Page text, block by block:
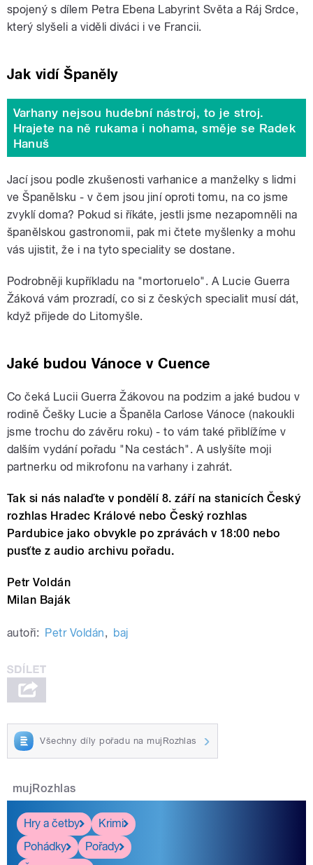
spojený s dílem Petra Ebena Labyrint Světa a Ráj Srdce,
který slyšeli a viděli diváci i ve Francii.
Jak vidí Španěly
Varhany nejsou hudební nástroj, to je stroj.
Hrajete na ně rukama i nohama, směje se Radek
Hanuš
Jací jsou podle zkušenosti varhanice a manželky s lidmi
ve Španělsku - v čem jsou jiní oproti tomu, na co jsme
zvyklí doma? Pokud si říkáte, jestli jsme nezapomněli na
španělskou gastronomii, pak mi čtete myšlenky a mohu
vás ujistit, že i na tyto speciality se dostane.
Podrobněji kupříkladu na "mortoruelo". A Lucie Guerra
Žáková vám prozradí, co si z českých specialit musí dát,
když přijede do Litomyšle.
Jaké budou Vánoce v Cuence
Co čeká Lucii Guerra Žákovou na podzim a jaké budou v
rodině Češky Lucie a Španěla Carlose Vánoce (nakoukli
jsme trochu do závěru roku) - to vám také přiblížíme v
dalším vydání pořadu "Na cestách". A uslyšíte moji
partnerku od mikrofonu na varhany i zahrát.
Tak si nás nalaďte v pondělí 8. září na stanicích Český
rozhlas Hradec Králové nebo Český rozhlas
Pardubice jako obvykle po zprávách v 18:00 nebo
pusťte z audio archivu pořadu.
Petr Voldán
Milan Baják
autoři: Petr Voldán, baj
Všechny díly pořadu na mujRozhlas
mujRozhlas
Hry a četby
Krimi
Pohádky
Pořady